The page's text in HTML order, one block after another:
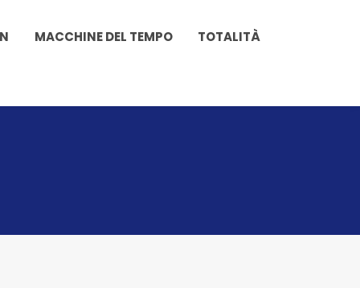
MACCHINE DEL TEMPO TOTALITÀ